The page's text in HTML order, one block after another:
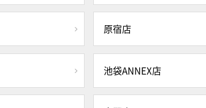
原宿店
池袋ANNEX店